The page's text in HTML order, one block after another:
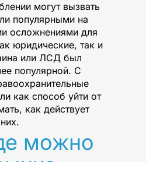
могут вызвать
популярными на
осложнениями для
юридические, так и
или ЛСД был
популярной. С
как способ уйти от
как действует
можно